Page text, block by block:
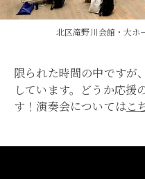
北区滝野川会館・大ホ
限られた時間の中ですが
しています。どうか応援
す！演奏会についてはこ